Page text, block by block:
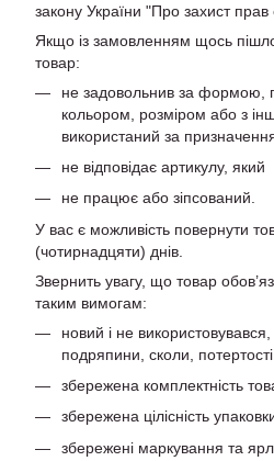
закону України "Про захист прав
Якщо із замовленням щось
товар:
не задовольнив за формою,
кольором, розміром або з
використаний за
не відповідає артикулу,
не працює або зіпсований.
У вас є можливість повернути
(чотирнадцяти) днів.
Звернить увагу, що товар
таким вимогам:
новий і не використовувався,
подряпини, сколи, потертості
збережена комплектність
збережена цілісність
збережені маркування та